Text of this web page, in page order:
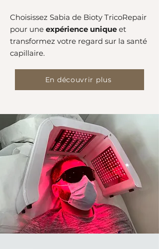
Choisissez Sabia de Bioty TricoRepair
pour une expérience unique et
transformez votre regard sur la santé
capillaire.
En découvrir plus